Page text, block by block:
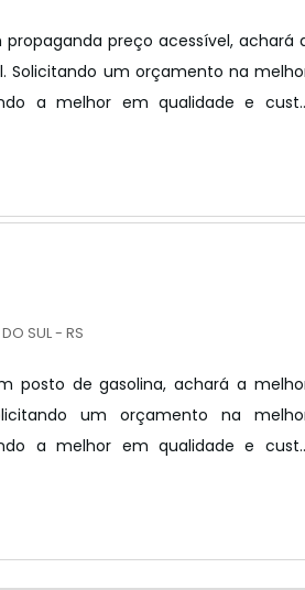
preço acessível, achará
Solicitando um orçamento na
a melhor em qualidade e
JUSTO E ACESSÍVELQuem quer achar
empresa transparente, vai até o
SUL - RS
posto de gasolina, achará a
um orçamento na
a melhor em qualidade e
posto de gasolina, com os
encontrar precisão com produtos